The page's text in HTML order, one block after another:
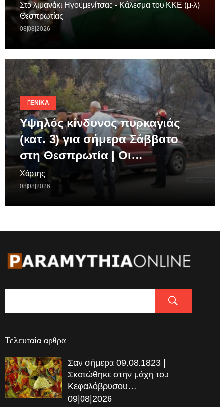
Στο λιμανάκι Ηγουμενίτσας - Κάλεσμα του ΚΚΕ (μ-λ)
Θεσπρωτίας
08|08|2026
ΓΕΝΙΚΆ
Υψηλός κίνδυνος πυρκαγιάς
(κατ. 3) για σήμερα Σάββατο
στη Θεσπρωτία | Οι…
Χάρτης
08|08|2026
Τελευταία αρθρα
Σαν σήμερα 09.08.1823 |
Σκοτώθηκε στην μάχη του
Κεφαλόβρυσου…
09|08|2026